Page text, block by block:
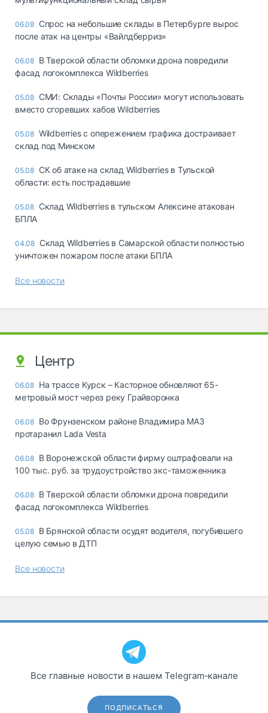
06.08 Спрос на небольшие склады в Петербурге вырос
после атак на центры «Вайлдберриз»
06.08 В Тверской области обломки дрона повредили
фасад логокомплекса Wildberries
05.08 СМИ: Склады «Почты России» могут использовать
вместо сгоревших хабов Wildberries
05.08 Wildberries с опережением графика достраивает
склад под Минском
05.08 СК об атаке на склад Wildberries в Тульской
области: есть пострадавшие
05.08 Склад Wildberries в тульском Алексине атакован
БПЛА
04.08 Склад Wildberries в Самарской области полностью
уничтожен пожаром после атаки БПЛА
Все новости
Центр
06.08 На трассе Курск – Касторное обновляют 65-
метровый мост через реку Грайворонка
06.08 Во Фрунзенском районе Владимира МАЗ
протаранил Lada Vesta
06.08 В Воронежской области фирму оштрафовали на
100 тыс. руб. за трудоустройство экс-таможенника
06.08 В Тверской области обломки дрона повредили
фасад логокомплекса Wildberries
05.08 В Брянской области осудят водителя, погубившего
целую семью в ДТП
Все новости
Все главные новости в нашем Telegram‑канале
ПОДПИСАТЬСЯ